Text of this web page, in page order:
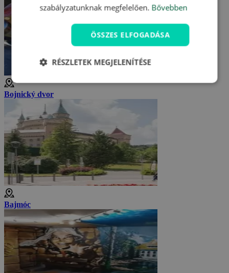
Bojnický dvor
Bajmóc
szabályzatunknak megfelelően. Bővebben
ÖSSZES ELFOGADÁSA
RÉSZLETEK MEGJELENÍTÉSE